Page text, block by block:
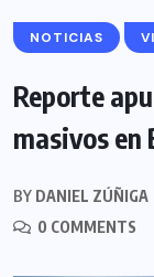
NOTICIAS
Reporte
masivos en
BY DANIEL ZÚÑIGA
0 COMMENTS